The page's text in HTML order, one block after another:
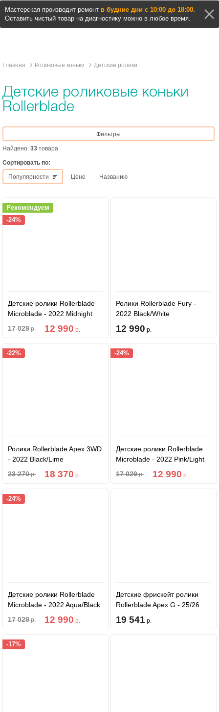
Мастерская производит ремонт в будние дни с 10:00 до 18:00.
Оставить чистый товар на диагностику можно в любое время.
Главная Роликовые коньки Детские ролики
Детские роликовые коньки
Rollerblade
Фильтры
Сортировать по:
Популярности Цене Названию
Детские ролики Rollerblade
Microblade - 2022 Midnight
Blue/Warm Orange
17 029р. 12 990 р.
Рекомендуем
-24%
Ролики Rollerblade Fury -
2022 Black/White
12 990 р.
Ролики Rollerblade Apex 3WD
- 2022 Black/Lime
23 270р. 18 370 р.
-22%
Детские ролики Rollerblade
Microblade - 2022 Pink/Light
17 029р. 12 990 р.
-24%
Детские ролики Rollerblade
Microblade - 2022 Aqua/Black
17 029р. 12 990 р.
-24%
Детские фрискейт ролики
Rollerblade Apex G - 25/26
Platinum/Coral
19 541 р.
-17%
Найдено: 33 товара